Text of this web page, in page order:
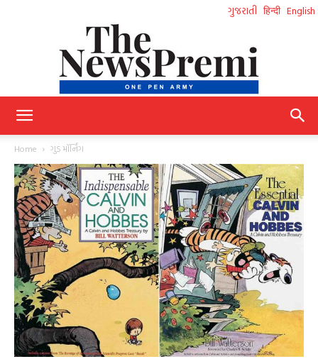
ગુજરાતી हिन्दी English
Gujarati
Home ગુડ મૉર્નિંગ